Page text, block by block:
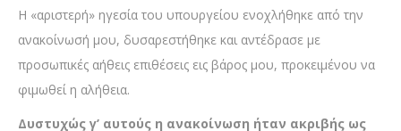
Η «αριστερή» ηγεσία του υπουργείου ενοχλήθηκε από την
ανακοίνωσή μου, δυσαρεστήθηκε και αντέδρασε με
προσωπικές αήθεις επιθέσεις εις βάρος μου, προκειμένου να
φιμωθεί η αλήθεια.
Δυστυχώς γ’ αυτούς η ανακοίνωση ήταν ακριβής ως